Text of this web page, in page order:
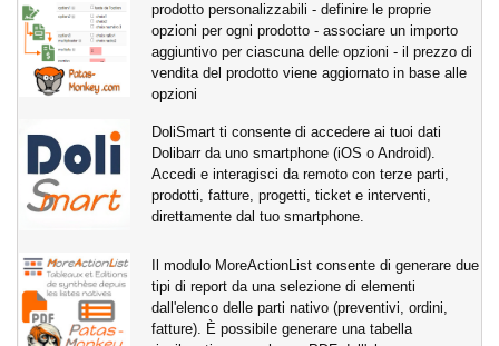
prodotto personalizzabili - definire le proprie
opzioni per ogni prodotto - associare un importo
aggiuntivo per ciascuna delle opzioni - il prezzo di
vendita del prodotto viene aggiornato in base alle
opzioni
DoliSmart ti consente di accedere ai tuoi dati
Dolibarr da uno smartphone (iOS o Android).
Accedi e interagisci da remoto con terze parti,
prodotti, fatture, progetti, ticket e interventi,
direttamente dal tuo smartphone.
Il modulo MoreActionList consente di generare due
tipi di report da una selezione di elementi
dall'elenco delle parti nativo (preventivi, ordini,
fatture). È possibile generare una tabella